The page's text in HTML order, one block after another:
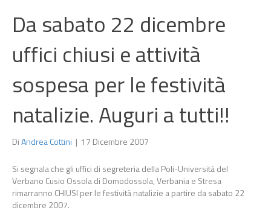
Da sabato 22 dicembre
uffici chiusi e attività
sospesa per le festività
natalizie. Auguri a tutti!!
DiAndrea Cottini | 17 Dicembre 2007
Si segnala che gli uffici di segreteria della Poli-Università del
Verbano Cusio Ossola di Domodossola, Verbania e Stresa
rimarranno CHIUSI per le festività natalizie a partire da sabato 22
dicembre 2007.